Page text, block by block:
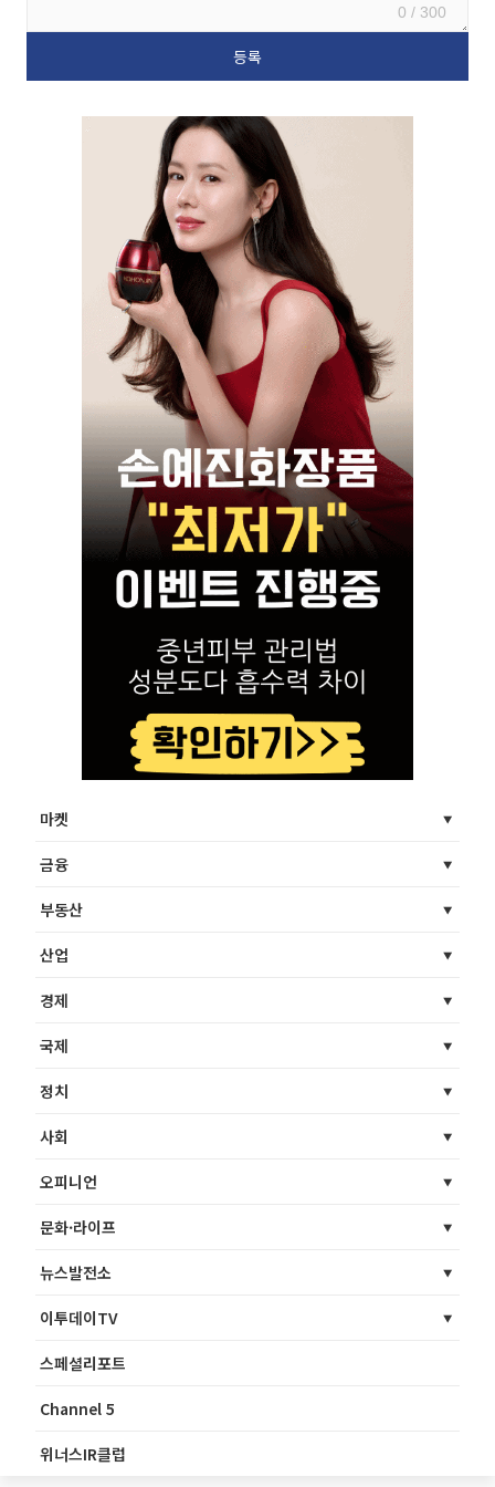
0 / 300
마켓
금융
부동산
산업
경제
국제
정치
사회
오피니언
문화·라이프
뉴스발전소
이투데이TV
스페셜리포트
Channel 5
위너스IR클럽